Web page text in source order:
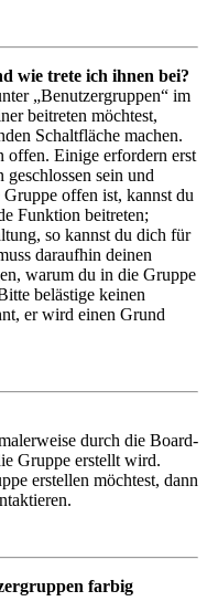
wie trete ich ihnen bei?
„Benutzergruppen“ im
beitreten möchtest,
Schaltfläche machen.
offen. Einige erfordern erst
sein und
offen ist, kannst du
Funktion beitreten;
so kannst du dich für
daraufhin deinen
warum du in die Gruppe
belästige keinen
er wird einen Grund
durch die Board-
Gruppe erstellt wird.
erstellen möchtest, dann
farbig